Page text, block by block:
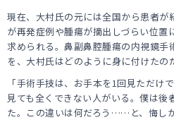
現在、大村氏の元には全国から患者が
が再発症例や腫瘍が摘出しづらい位置
求められる。鼻副鼻腔腫瘍の内視鏡手
を、大村氏はどのように身に付けたの
「手術手技は、お手本を1回見ただけ
見ても全くできない人がいる。僕は後
た。この違いは何だろう……と、悔し